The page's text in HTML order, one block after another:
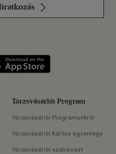
LinkedInen
Szerezd meg: Google
Törzsvásárlói Program
Törzsvásárlói Programunkról
Törzsvásárlói Kártya egyenlege
Törzsvásárlói szabályzat